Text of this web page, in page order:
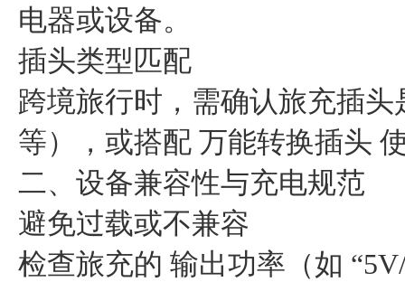
电器或设备。
插头类型匹配
跨境旅行时，需确认旅充插
等），或搭配 万能转换插头
二、设备兼容性与充电规范
避免过载或不兼容
检查旅充的 输出功率（如